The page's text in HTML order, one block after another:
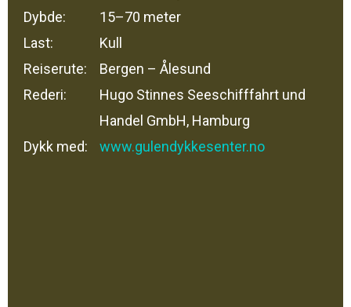
Dybde:
15–70 meter
Last:
Kull
Reiserute:
Bergen – Ålesund
Rederi:
Hugo Stinnes Seeschifffahrt und
Handel GmbH, Hamburg
Dykk med:
www.gulendykkesenter.no